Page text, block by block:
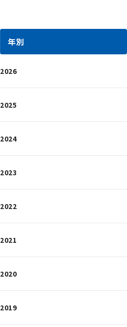
年別
2026
2025
2024
2023
2022
2021
2020
2019